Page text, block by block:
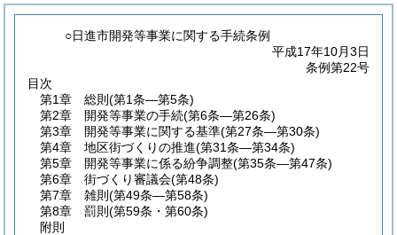
○日進市開発等事業に関する手続条例
平成17年10月3日
条例第22号
目次
第1章
総則 (第1条―第5条)
第2章
開発等事業の手続(第6条―第26条)
第3章
開発等事業に関する基準(第27条―第30条)
第4章
地区街づくりの推進(第31条―第34条)
第5章
開発等事業に係る紛争調整(第35条―第47条)
第6章
街づくり審議会(第48条)
第7章
雑則 (第49条―第58条)
第8章
罰則 (第59条・第60条)
附則